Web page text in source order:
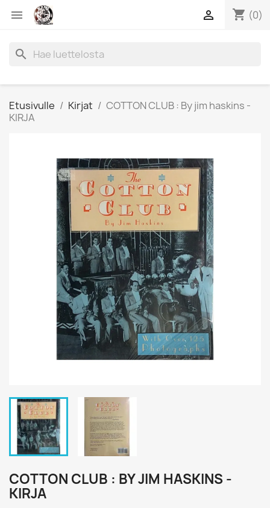
 shopping_cart (0)

search
Etusivulle Kirjat
COTTON CLUB : By jim haskins -
KIRJA
COTTON CLUB : BY JIM HASKINS -
KIRJA